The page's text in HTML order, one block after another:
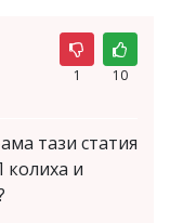
1 10
тази статия
колиха и